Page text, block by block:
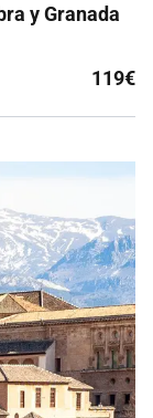
y Granada
119€